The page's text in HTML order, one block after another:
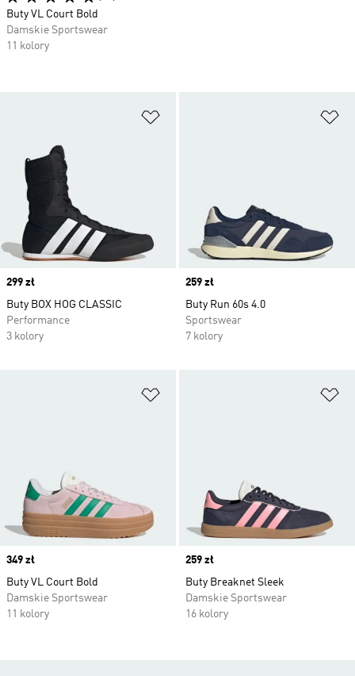
Price
299 zł
Buty BOX HOG CLASSIC
Performance
3 kolory
Price
259 zł
Buty Run 60s 4.0
Sportswear
7 kolory
Price
349 zł
Buty VL Court Bold
Damskie Sportswear
11 kolory
Price
259 zł
Buty Breaknet Sleek
Damskie Sportswear
16 kolory
Buty VL Court Bold
Damskie Sportswear
11 kolory